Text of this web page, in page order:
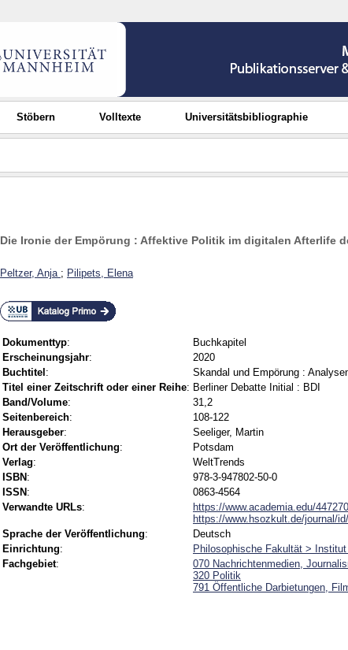
Stöbern Volltexte Universitätsbibliographie
Die Ironie der Empörung : Affektive Politik im digitalen Afterlife
Peltzer, Anja ; Pilipets, Elena
Dokumenttyp:
Buchkapitel
Erscheinungsjahr:
2020
Buchtitel :
Skandal und Empörung :
Titel einer Zeitschrift oder einer Reihe: Berliner Debatte Initial : BDI
Band/Volume:
31,2
Seitenbereich:
108-122
Herausgeber:
Seeliger, Martin
Ort der Veröffentlichung:
Potsdam
Verlag:
WeltTrends
ISBN :
978-3-947802-50-0
ISSN :
0863-4564
Verwandte URLs:
https://www.academia.edu/
https://www.hsozkult.de/journal/
Sprache der Veröffentlichung:
Deutsch
Einrichtung:
Philosophische Fakultät >
Fachgebiet:
070 Nachrichtenmedien,
320 Politik
791 Öffentliche Darbietungen,